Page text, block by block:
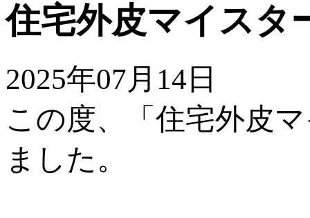
住宅外皮マイスタ
2025年07月14日
この度、「住宅外皮
ました。